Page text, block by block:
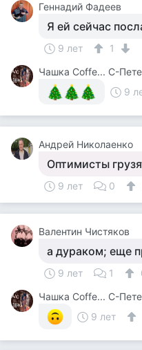
Геннадий Фадеев
Я ей сейчас
9 лет
1
Чашка Cоffe... С-
9
Андрей Николаенко
Оптимисты
9 лет 0
Валентин Чистяков
а дураком; еще
9 лет 1
Чашка Cоffe... С-
9 лет